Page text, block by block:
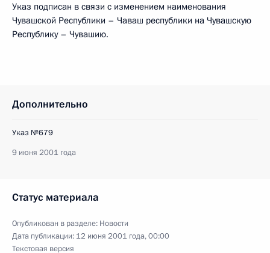
Указ подписан в связи с изменением наименования
Чувашской Республики – Чаваш республики на Чувашскую
Республику – Чувашию.
Дополнительно
Указ №679
9 июня 2001 года
Статус материала
Опубликован в разделе: Новости
Дата публикации: 12 июня 2001 года, 00:00
Текстовая версия